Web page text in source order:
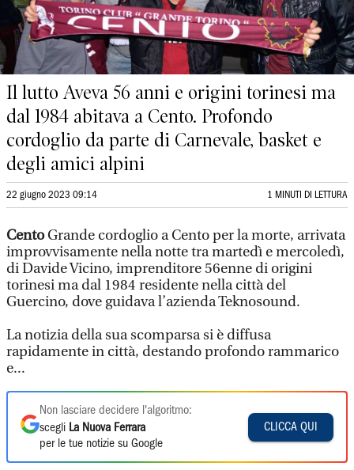
Il lutto Aveva 56 anni e origini torinesi ma
dal 1984 abitava a Cento. Profondo
cordoglio da parte di Carnevale, basket e
degli amici alpini
22 giugno 2023 09:14 1 MINUTI DI LETTURA
CentoGrande cordoglio a Cento per la morte, arrivata
improvvisamente nella notte tra martedì e mercoledì,
di Davide Vicino, imprenditore 56enne di origini
torinesi ma dal 1984 residente nella città del
Guercino, dove guidava l’azienda Teknosound.
La notizia della sua scomparsa si è diffusa
rapidamente in città, destando profondo rammarico
e...
Non lasciare decidere l'algoritmo:
scegli La Nuova Ferrara
per le tue notizie su Google
CLICCA QUI